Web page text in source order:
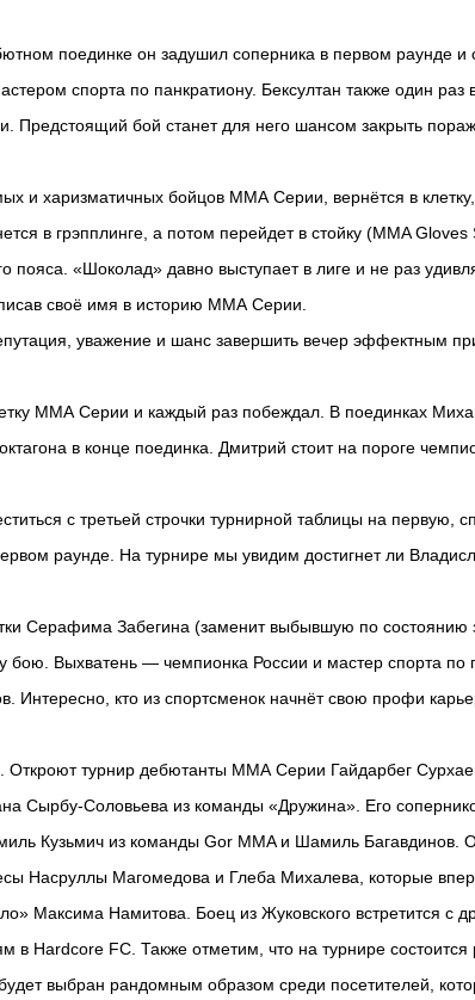
поединке он задушил соперника в первом раунде и
спорта по панкратиону. Бексултан также один
бой станет для него шансом закрыть
харизматичных бойцов ММА Серии, вернётся в клетку,
в грэпплинге, а потом перейдет в стойку (MMA Gloves
«Шоколад» давно выступает в лиге и не раз
своё имя в историю ММА Серии.
уважение и шанс завершить вечер эффектным
ММА Серии и каждый раз побеждал. В поединках
в конце поединка. Дмитрий стоит на пороге
с третьей строчки турнирной таблицы на первую,
раунде. На турнире мы увидим достигнет ли
Серафима Забегина (заменит выбывшую по
бою. Выхватень — чемпионка России и мастер спорта
кто из спортсменок начнёт свою профи
Откроют турнир дебютанты ММА Серии Гайдарбег
Сырбу-Соловьева из команды «Дружина». Его
Кузьмич из команды Gor MMA и Шамиль Багавдинов.
Насруллы Магомедова и Глеба Михалева, которые
Максима Намитова. Боец из Жуковского встретится с
Hardcore FC. Также отметим, что на турнире
выбран рандомным образом среди посетителей,